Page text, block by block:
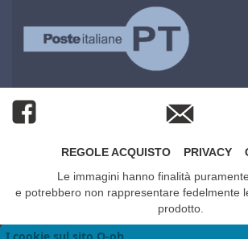
REGOLE ACQUISTO PRIVACY
Le immagini hanno finalità
e potrebbero non rappresentare fedelmente
prodotto.